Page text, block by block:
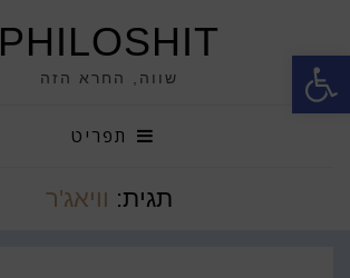
פתח סרגל נגישות PHILOSHIT
שווה, החרא הזה
תפריט
תגית: וויאג'ר